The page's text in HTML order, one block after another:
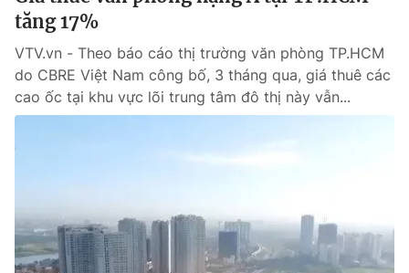
tăng 17%
VTV.vn - Theo báo cáo thị trường văn phòng TP.HCM
do CBRE Việt Nam công bố, 3 tháng qua, giá thuê các
cao ốc tại khu vực lõi trung tâm đô thị này vẫn...